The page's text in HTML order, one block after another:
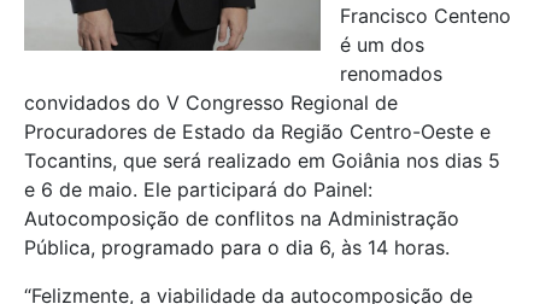
Francisco Centeno
é um dos
renomados
convidados do V Congresso Regional de
Procuradores de Estado da Região Centro-Oeste e
Tocantins, que será realizado em Goiânia nos dias 5
e 6 de maio. Ele participará do Painel:
Autocomposição de conflitos na Administração
Pública, programado para o dia 6, às 14 horas.
“Felizmente, a viabilidade da autocomposição de